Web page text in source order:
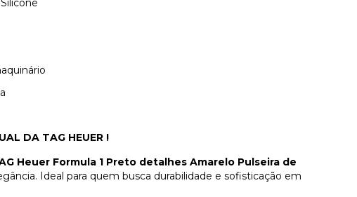
DA TAG HEUER !
Heuer Formula 1 Preto detalhes Amarelo Pulseira de
Ideal para quem busca durabilidade e sofisticação em